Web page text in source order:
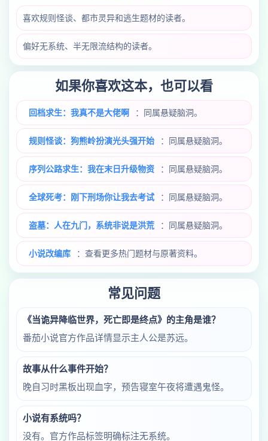
喜欢规则怪谈、都市灵异和逃生题材的读者。
偏好无系统、半无限流结构的读者。
如果你喜欢这本，也可以看
回档求生：我真不是大佬啊 ：同属悬疑脑洞。
规则怪谈：狗熊岭扮演光头强开始 ：同属悬疑脑洞。
序列公路求生：我在末日升级物资 ：同属悬疑脑洞。
全球死考：刚下刑场你让我去考试 ：同属悬疑脑洞。
盗墓：人在九门，系统非说是洪荒 ：同属悬疑脑洞。
小说改编库 ：查看更多热门题材与原著资料。
常见问题
《当诡异降临世界，死亡即是终点》的主角是谁？
番茄小说官方作品详情显示主人公是苏远。
故事从什么事件开始？
晚自习时黑板出现血字，预告寝室午夜将遭遇鬼怪。
小说有系统吗？
没有。官方作品标签明确标注无系统。